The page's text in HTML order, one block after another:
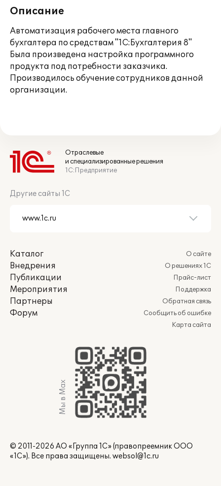
Описание
Автоматизация рабочего места главного
бухгалтера по средствам "1С:Бухгалтерия 8"
Была произведена настройка программного
продукта под потребности заказчика.
Производилось обучение сотрудников данной
организации.
Отраслевые
и специализированные решения
1С:Предприятие
Другие сайты 1С
Каталог
Внедрения
Публикации
Мероприятия
Партнеры
Форум
О сайте
О решениях 1С
Прайс-лист
Поддержка
Обратная связь
Сообщить об ошибке
Карта сайта
Мы в Max
© 2011-2026 АО «Группа 1С» (правопреемник ООО
«1С»). Все права защищены. websol@1c.ru